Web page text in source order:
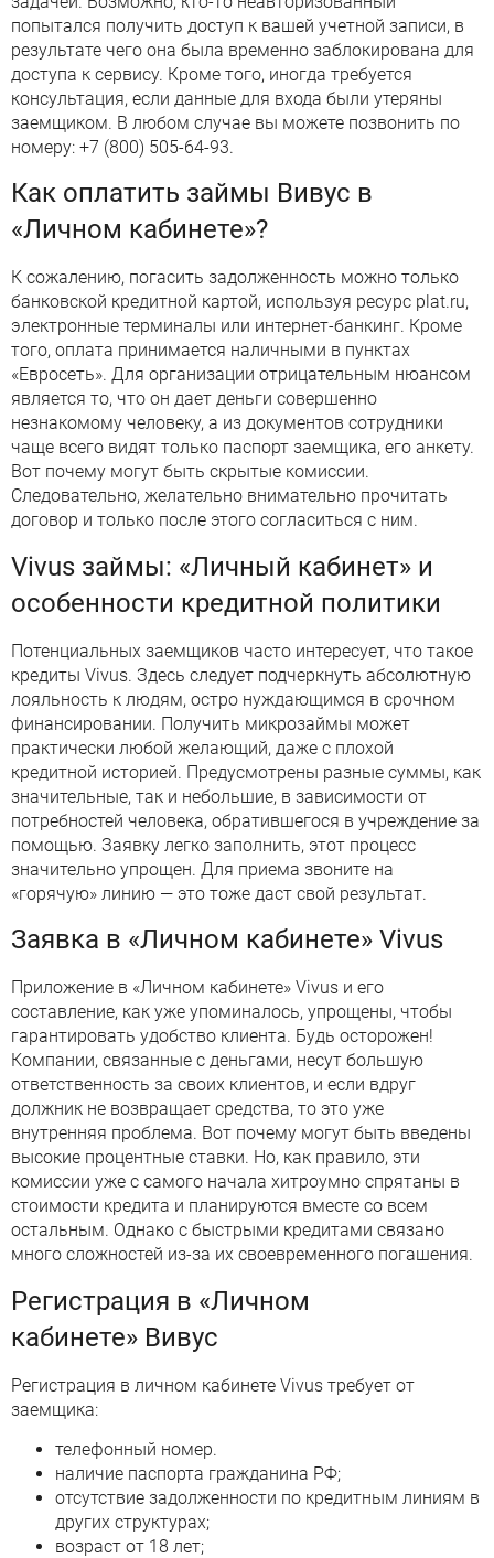
попытался получить доступ к вашей учетной записи, в
результате чего она была временно заблокирована для
доступа к сервису. Кроме того, иногда требуется
консультация, если данные для входа были утеряны
заемщиком. В любом случае вы можете позвонить по
номеру: +7 (800) 505-64-93.
Как оплатить займы Вивус в
«Личном кабинете»?
К сожалению, погасить задолженность можно только
банковской кредитной картой, используя ресурс plat.ru,
электронные терминалы или интернет-банкинг. Кроме
того, оплата принимается наличными в пунктах
«Евросеть». Для организации отрицательным нюансом
является то, что он дает деньги совершенно
незнакомому человеку, а из документов сотрудники
чаще всего видят только паспорт заемщика, его анкету.
Вот почему могут быть скрытые комиссии.
Следовательно, желательно внимательно прочитать
договор и только после этого согласиться с ним.
Vivus займы: «Личный кабинет» и
особенности кредитной политики
Потенциальных заемщиков часто интересует, что такое
кредиты Vivus. Здесь следует подчеркнуть абсолютную
лояльность к людям, остро нуждающимся в срочном
финансировании. Получить микрозаймы может
практически любой желающий, даже с плохой
кредитной историей. Предусмотрены разные суммы, как
значительные, так и небольшие, в зависимости от
потребностей человека, обратившегося в учреждение за
помощью. Заявку легко заполнить, этот процесс
значительно упрощен. Для приема звоните на
«горячую» линию — это тоже даст свой результат.
Заявка в «Личном кабинете» Vivus
Приложение в «Личном кабинете» Vivus и его
составление, как уже упоминалось, упрощены, чтобы
гарантировать удобство клиента. Будь осторожен!
Компании, связанные с деньгами, несут большую
ответственность за своих клиентов, и если вдруг
должник не возвращает средства, то это уже
внутренняя проблема. Вот почему могут быть введены
высокие процентные ставки. Но, как правило, эти
комиссии уже с самого начала хитроумно спрятаны в
стоимости кредита и планируются вместе со всем
остальным. Однако с быстрыми кредитами связано
много сложностей из-за их своевременного погашения.
Регистрация в «Личном
кабинете» Вивус
Регистрация в личном кабинете Vivus требует от
заемщика:
телефонный номер.
наличие паспорта гражданина РФ;
отсутствие задолженности по кредитным линиям в
других структурах;
возраст от 18 лет;